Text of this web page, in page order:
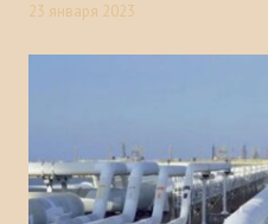
Түрк дүйнөсүн
ДОЛБООРЛОР
БАЙЛАНЫШ
23 января 2023